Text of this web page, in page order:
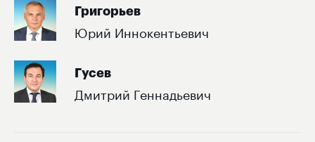
Григорьев
Юрий Иннокентьевич
Гусев
Дмитрий Геннадьевич